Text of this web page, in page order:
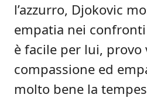
l’azzurro, Djokovic
empatia nei confronti
è facile per lui, provo
compassione ed
molto bene la